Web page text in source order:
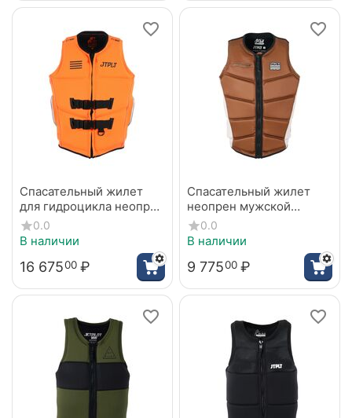
Спасательный жилет
для гидроцикла неопрен
мужской Jetpilot RX Vault
Neo orange S24
0.0
В наличии
16 67500 ₽
Спасательный жилет
неопрен мужской
Jetpilot JB ONEIL C4 F/E
ECO VEST RUST
0.0
В наличии
9 77500 ₽